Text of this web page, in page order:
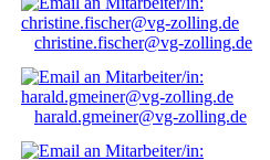
christine.fischer@vg-zolling.de
harald.gmeiner@vg-zolling.de